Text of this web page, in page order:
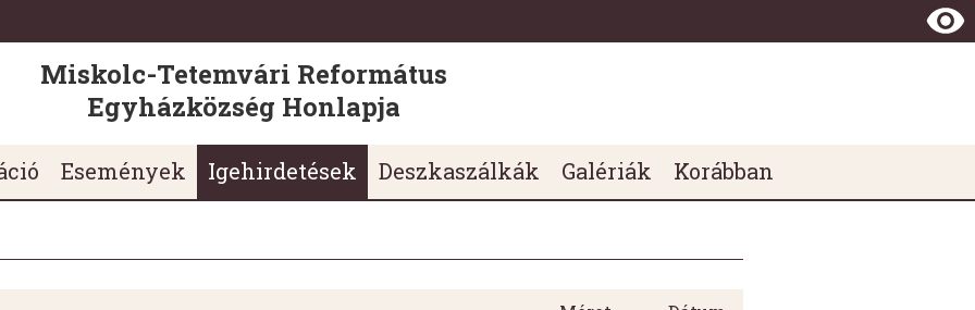
Miskolc-Tetemvári Református
Egyházközség Honlapja
Események Igehirdetések Deszkaszálkák Galériák Korábban